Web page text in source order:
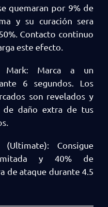
quemaran por 9% de
y su curación sera
Contacto continuo
este efecto.
Mark: Marca a un
6 segundos. Los
son revelados y
de daño extra de tus
Consigue
y 40% de
de ataque durante 4.5